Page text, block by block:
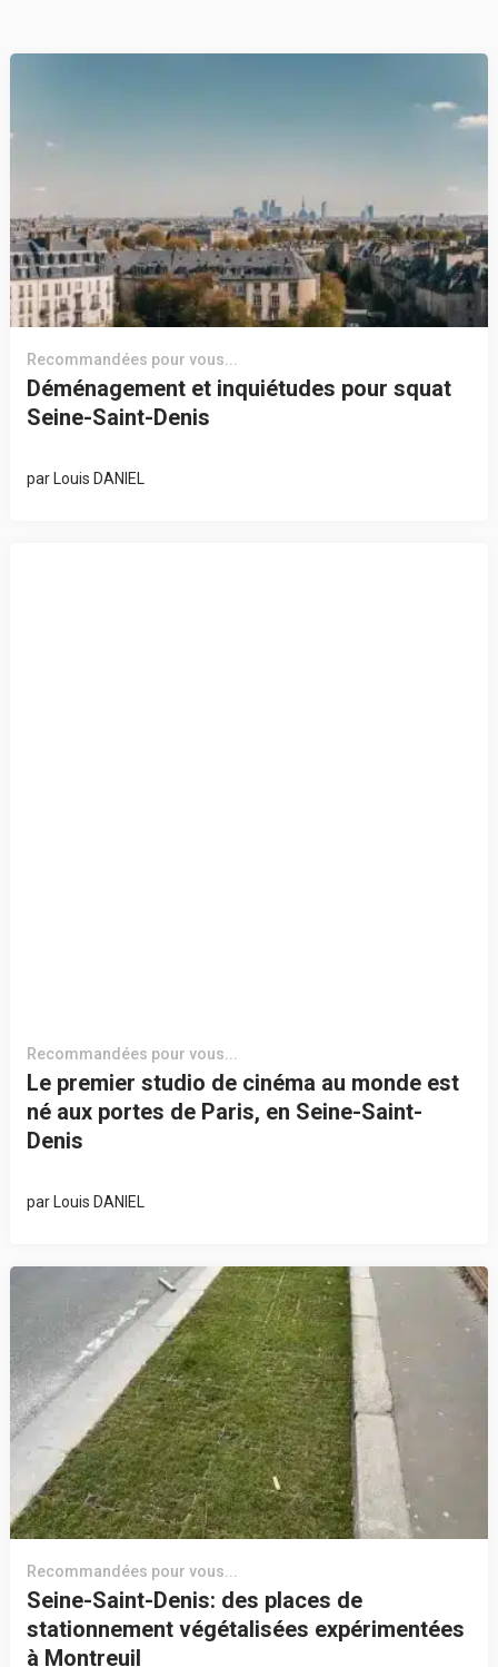
Recommandées pour vous...
Déménagement et inquiétudes pour squat
Seine-Saint-Denis
par Louis DANIEL
Recommandées pour vous...
Le premier studio de cinéma au monde est
né aux portes de Paris, en Seine-Saint-
Denis
par Louis DANIEL
Recommandées pour vous...
Seine-Saint-Denis: des places de
stationnement végétalisées expérimentées
à Montreuil